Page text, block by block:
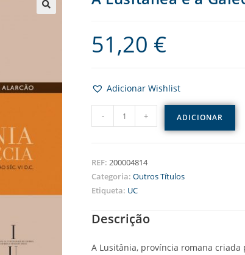
51,20 €
Adicionar Wishlist
- + ADICIONAR
REF: 200004814
Categoria: Outros Títulos
Etiqueta: UC
Descrição
A Lusitânia, província romana